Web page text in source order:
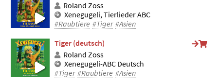
Roland Zoss
Xenegugeli, Tierlieder ABC
#Raubtiere #Tiger #Asien
Tiger (deutsch)
Roland Zoss
Xenegugeli-ABC Deutsch
#Tiger #Raubtiere #Asien